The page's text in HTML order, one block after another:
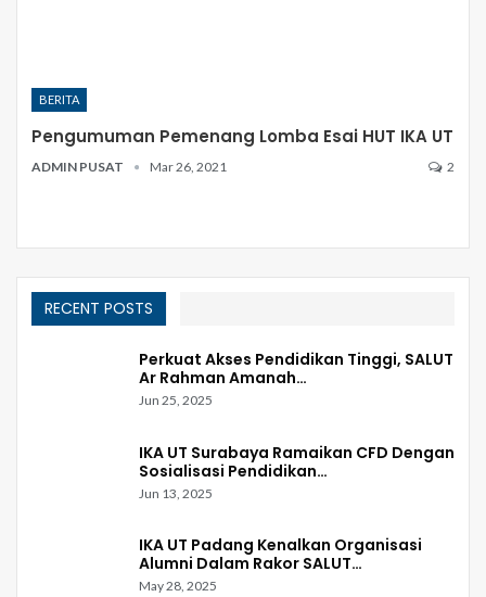
BERITA
Pengumuman Pemenang Lomba Esai HUT IKA UT
ADMIN PUSAT Mar 26, 2021 2
RECENT POSTS
Perkuat Akses Pendidikan Tinggi, SALUT
Ar Rahman Amanah…
Jun 25, 2025
IKA UT Surabaya Ramaikan CFD Dengan
Sosialisasi Pendidikan…
Jun 13, 2025
IKA UT Padang Kenalkan Organisasi
Alumni Dalam Rakor SALUT…
May 28, 2025